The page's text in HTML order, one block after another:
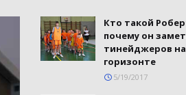
Кто такой
почему он
тинейджеров
горизонте
5/19/2017